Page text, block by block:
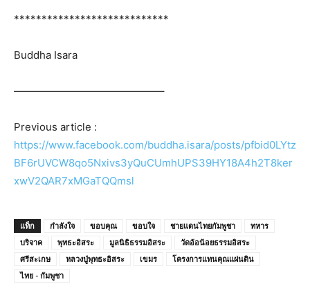
****************************
Buddha Isara
——————————————–
Previous article :
https://www.facebook.com/buddha.isara/posts/pfbid0LYtz
BF6rUVCW8qo5Nxivs3yQuCUmhUPS39HY18A4h2T8ker
xwV2QAR7xMGaTQQmsl
แท็ก กำลังใจ ขอบคุณ ขอบใจ ชายแดนไทยกัมพูชา
ทหาร
บริจาค
พุทธะอิสระ มูลนิธิธรรมอิสระ
วัดอ้อน้อยธรรมอิสระ
ศรีสะเกษ
หลวงปู่พุทธะอิสระ เขมร
โครงการแทนคุณแผ่นดิน
ไทย - กัมพูชา